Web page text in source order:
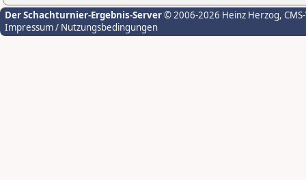
Der Schachturnier-Ergebnis-Server© 2006-2026 Heinz Herzog,
Impressum / Nutzungsbedingungen